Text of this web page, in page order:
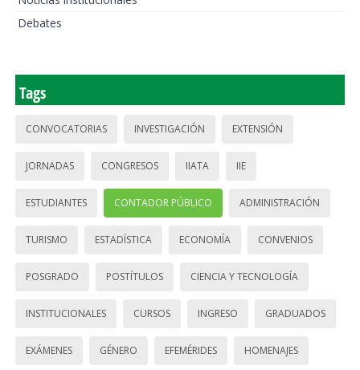
Debates
Tags
CONVOCATORIAS INVESTIGACIÓN EXTENSIÓN
JORNADAS CONGRESOS IIATA IIE
ESTUDIANTES CONTADOR PÚBLICO ADMINISTRACIÓN
TURISMO ESTADÍSTICA ECONOMÍA CONVENIOS
POSGRADO POSTÍTULOS CIENCIA Y TECNOLOGÍA
INSTITUCIONALES CURSOS INGRESO GRADUADOS
EXÁMENES GÉNERO EFEMÉRIDES HOMENAJES